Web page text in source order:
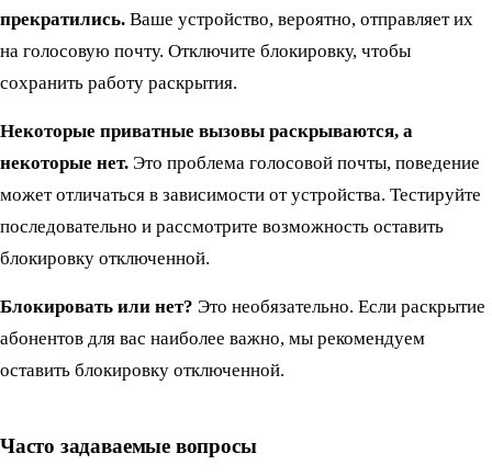
прекратились. Ваше устройство, вероятно, отправляет их
на голосовую почту. Отключите блокировку, чтобы
сохранить работу раскрытия.
Некоторые приватные вызовы раскрываются, а
некоторые нет. Это проблема голосовой почты, поведение
может отличаться в зависимости от устройства. Тестируйте
последовательно и рассмотрите возможность оставить
блокировку отключенной.
Блокировать или нет? Это необязательно. Если раскрытие
абонентов для вас наиболее важно, мы рекомендуем
оставить блокировку отключенной.
Часто задаваемые вопросы